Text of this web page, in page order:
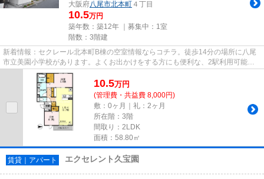
大阪府八尾市北本町 ４丁目
10.5万円
築年数：築12年 ｜募集中： 1室
階数：3階建
新着情報：セクレール北本町B棟の空室情報ならコチラ。徒歩14分の場所に八尾
市立美園小学校があります。よくお出かけをする方にも便利な、2駅利用可能な
物件です。こちらの物件には自...
10.5万円
(管理費・共益費 8,000円)
敷：0ヶ月｜礼：2ヶ月
所在階：3階
間取り：2LDK
面積：58.80㎡
賃貸｜アパート エクセレント久宝園